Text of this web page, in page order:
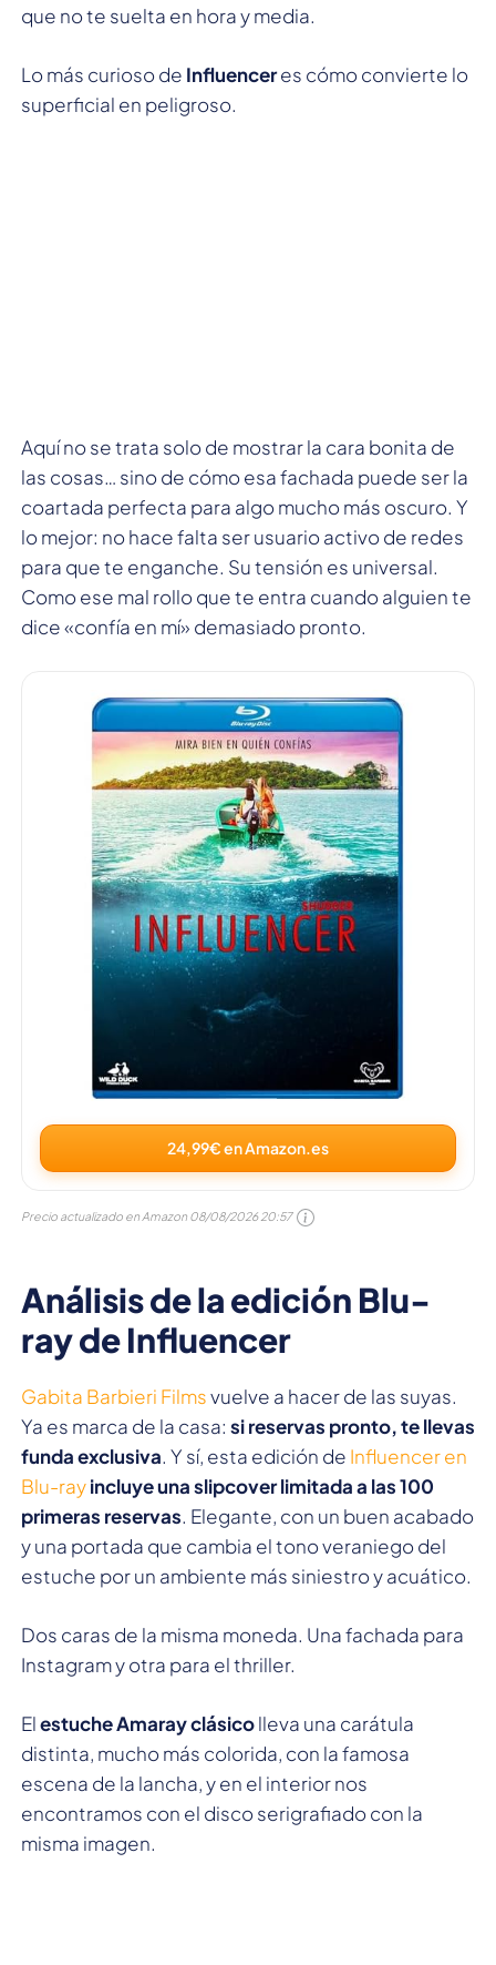
que no te suelta en hora y media.
Lo más curioso de Influenceres cómo convierte lo
superficial en peligroso.
Aquí no se trata solo de mostrar la cara bonita de
las cosas… sino de cómo esa fachada puede ser la
coartada perfecta para algo mucho más oscuro. Y
lo mejor: no hace falta ser usuario activo de redes
para que te enganche. Su tensión es universal.
Como ese mal rollo que te entra cuando alguien te
dice «confía en mí» demasiado pronto.
24,99€ en Amazon.es
Precio actualizado en Amazon 08/08/2026 20:57
Análisis de la edición Blu-
ray de Influencer
Gabita Barbieri Filmsvuelve a hacer de las suyas.
Ya es marca de la casa: si reservas pronto, te llevas
funda exclusiva. Y sí, esta edición de Influencer en
Blu-rayincluye una slipcover limitada a las 100
primeras reservas. Elegante, con un buen acabado
y una portada que cambia el tono veraniego del
estuche por un ambiente más siniestro y acuático.
Dos caras de la misma moneda. Una fachada para
Instagram y otra para el thriller.
Elestuche Amaray clásicolleva una carátula
distinta, mucho más colorida, con la famosa
escena de la lancha, y en el interior nos
encontramos con el disco serigrafiado con la
misma imagen.